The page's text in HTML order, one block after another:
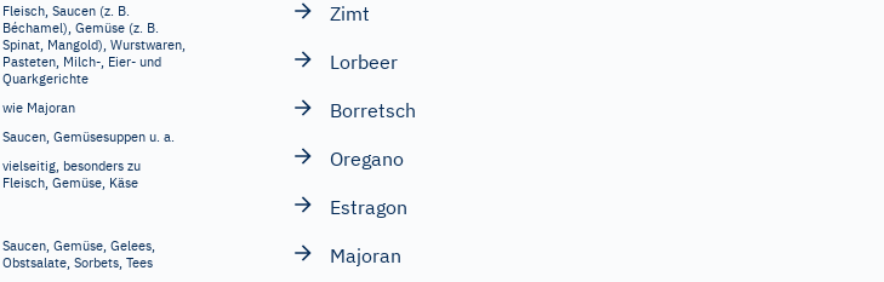
Fleisch, Saucen (z. B.
Béchamel), Gemüse (z. B.
Spinat, Mangold), Wurstwaren,
Pasteten, Milch-, Eier- und
Quarkgerichte
wie Majoran
Saucen, Gemüsesuppen u. a.
vielseitig, besonders zu
Fleisch, Gemüse, Käse
Saucen, Gemüse, Gelees,
Obstsalate, Sorbets, Tees
Zimt
Lorbeer
Borretsch
Oregano
Estragon
Majoran